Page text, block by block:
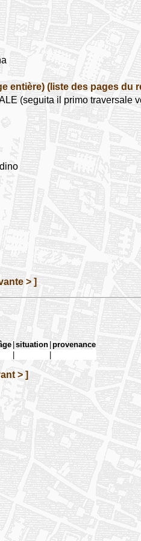
entière) (liste des pages du
(seguita il primo traversale
> ]
|situation |provenance
| |
> ]